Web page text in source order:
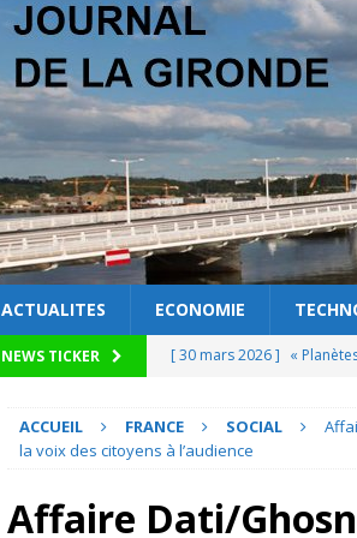
ACTUALITES ECONOMIE
NEWS TICKER [ 30 mars 2026 ] «
[ 25 mars 2026 ]
Quand
pour la mobilisation locale ?
ACCUEIL FRANCE SOCIAL
la voix des citoyens à l’audience
Affaire Dati/